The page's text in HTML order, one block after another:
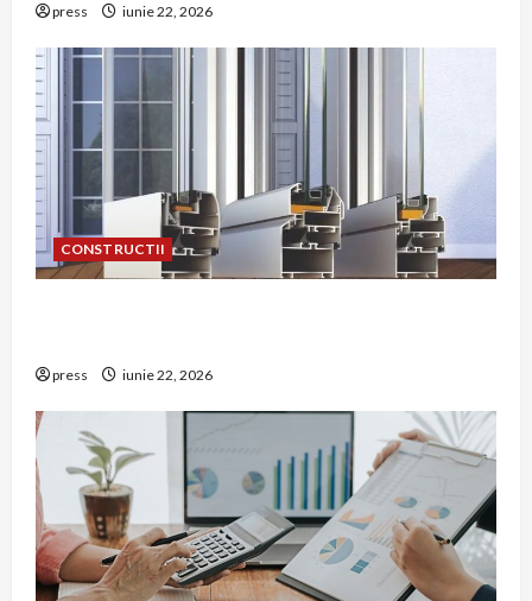
press iunie 22, 2026
CONSTRUCTII
press iunie 22, 2026